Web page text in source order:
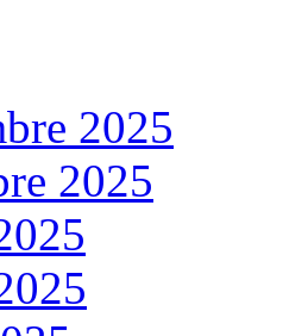
2025
2025